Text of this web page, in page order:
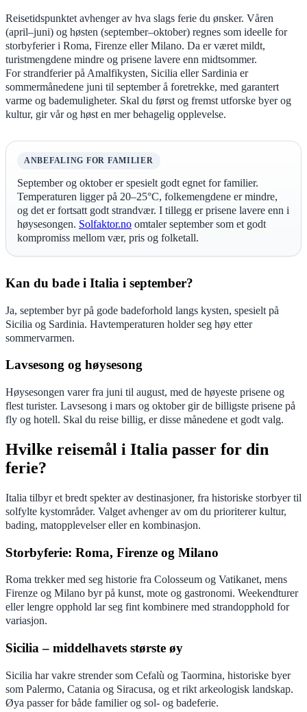
Reisetidspunktet avhenger av hva slags ferie du ønsker. Våren
(april–juni) og høsten (september–oktober) regnes som ideelle for
storbyferier i Roma, Firenze eller Milano. Da er været mildt,
turistmengdene mindre og prisene lavere enn midtsommer.
For strandferier på Amalfikysten, Sicilia eller Sardinia er
sommermånedene juni til september å foretrekke, med garantert
varme og bademuligheter. Skal du først og fremst utforske byer og
kultur, gir vår og høst en mer behagelig opplevelse.
ANBEFALING FOR FAMILIER
September og oktober er spesielt godt egnet for familier.
Temperaturen ligger på 20–25°C, folkemengdene er mindre,
og det er fortsatt godt strandvær. I tillegg er prisene lavere enn i
høysesongen. Solfaktor.no omtaler september som et godt
kompromiss mellom vær, pris og folketall.
Kan du bade i Italia i september?
Ja, september byr på gode badeforhold langs kysten, spesielt på
Sicilia og Sardinia. Havtemperaturen holder seg høy etter
sommervarmen.
Lavsesong og høysesong
Høysesongen varer fra juni til august, med de høyeste prisene og
flest turister. Lavsesong i mars og oktober gir de billigste prisene på
fly og hotell. Skal du reise billig, er disse månedene et godt valg.
Hvilke reisemål i Italia passer for din
ferie?
Italia tilbyr et bredt spekter av destinasjoner, fra historiske storbyer til
solfylte kystområder. Valget avhenger av om du prioriterer kultur,
bading, matopplevelser eller en kombinasjon.
Storbyferie: Roma, Firenze og Milano
Roma trekker med seg historie fra Colosseum og Vatikanet, mens
Firenze og Milano byr på kunst, mote og gastronomi. Weekendturer
eller lengre opphold lar seg fint kombinere med strandopphold for
variasjon.
Sicilia – middelhavets største øy
Sicilia har vakre strender som Cefalù og Taormina, historiske byer
som Palermo, Catania og Siracusa, og et rikt arkeologisk landskap.
Øya passer for både familier og sol- og badeferie.